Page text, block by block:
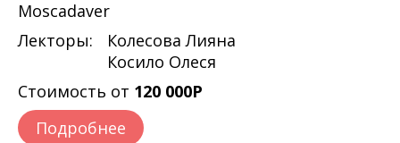
Moscadaver
Лекторы:
Колесова Лияна
Косило Олеся
Стоимость от 120 000Р
Подробнее